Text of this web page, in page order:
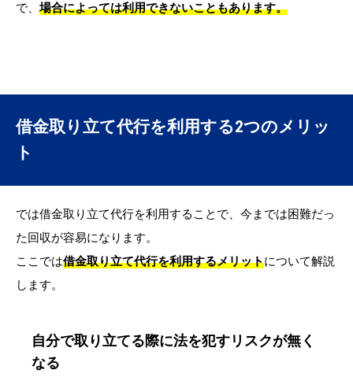
で、場合によっては利用できないこともあります。
借金取り立て代行を利用する2つのメリッ
ト
では借金取り立て代行を利用することで、今までは困難だっ
た回収が容易になります。
ここでは借金取り立て代行を利用するメリットについて解説
します。
自分で取り立てる際に法を犯すリスクが無く
なる